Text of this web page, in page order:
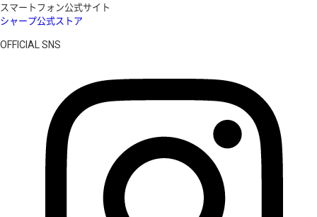
スマートフォン公式サイト
シャープ公式ストア
OFFICIAL SNS